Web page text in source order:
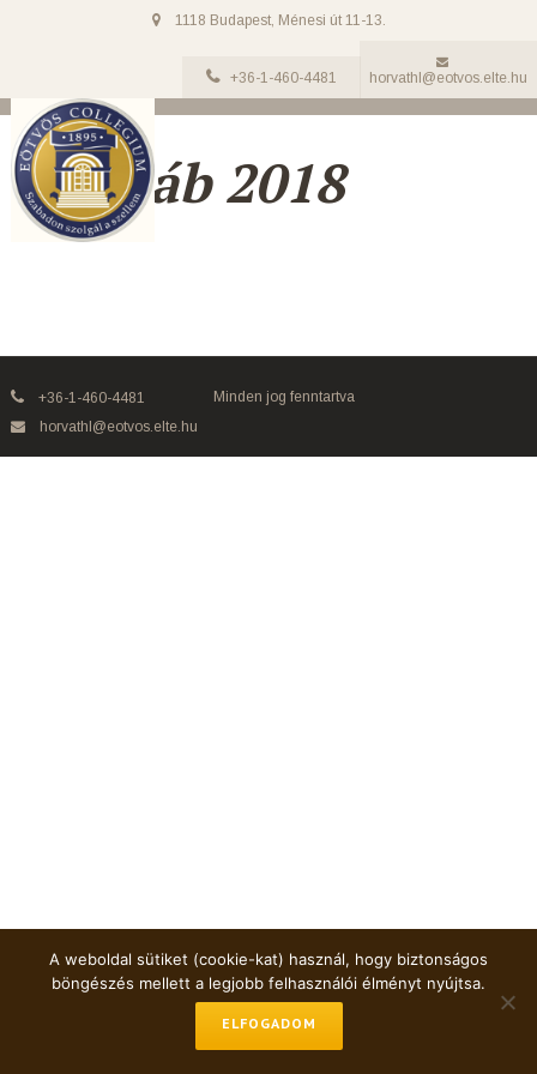
1118 Budapest, Ménesi út 11-13.
+36-1-460-4481 horvathl@eotvos.elte.hu
GóJaláb 2018
+36-1-460-4481
horvathl@eotvos.elte.hu
Minden jog fenntartva
A weboldal sütiket (cookie-kat) használ, hogy biztonságos
böngészés mellett a legjobb felhasználói élményt nyújtsa.
ELFOGADOM